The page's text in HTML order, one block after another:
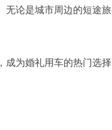
论是城市周边的短途
为婚礼用车的热门选